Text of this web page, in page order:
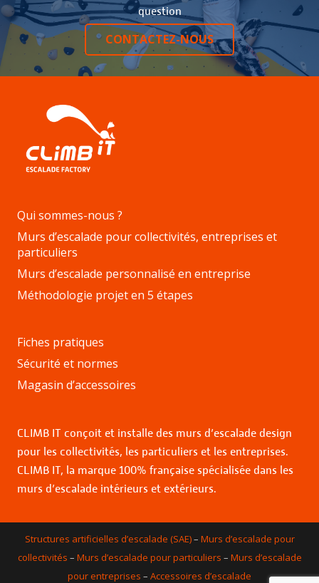
question
CONTACTEZ-NOUS
Qui sommes-nous ?
Murs d’escalade pour collectivités, entreprises et
particuliers
Murs d’escalade personnalisé en entreprise
Méthodologie projet en 5 étapes
Fiches pratiques
Sécurité et normes
Magasin d’accessoires
CLIMB IT conçoit et installe des murs d’escalade design
pour les collectivités, les particuliers et les entreprises.
CLIMB IT, la marque 100% française spécialisée dans les
murs d’escalade intérieurs et extérieurs.
Structures artificielles d’escalade (SAE)– Murs d’escalade pour
collectivités – Murs d’escalade pour particuliers – Murs d’escalade
pour entreprises – Accessoires d’escalade